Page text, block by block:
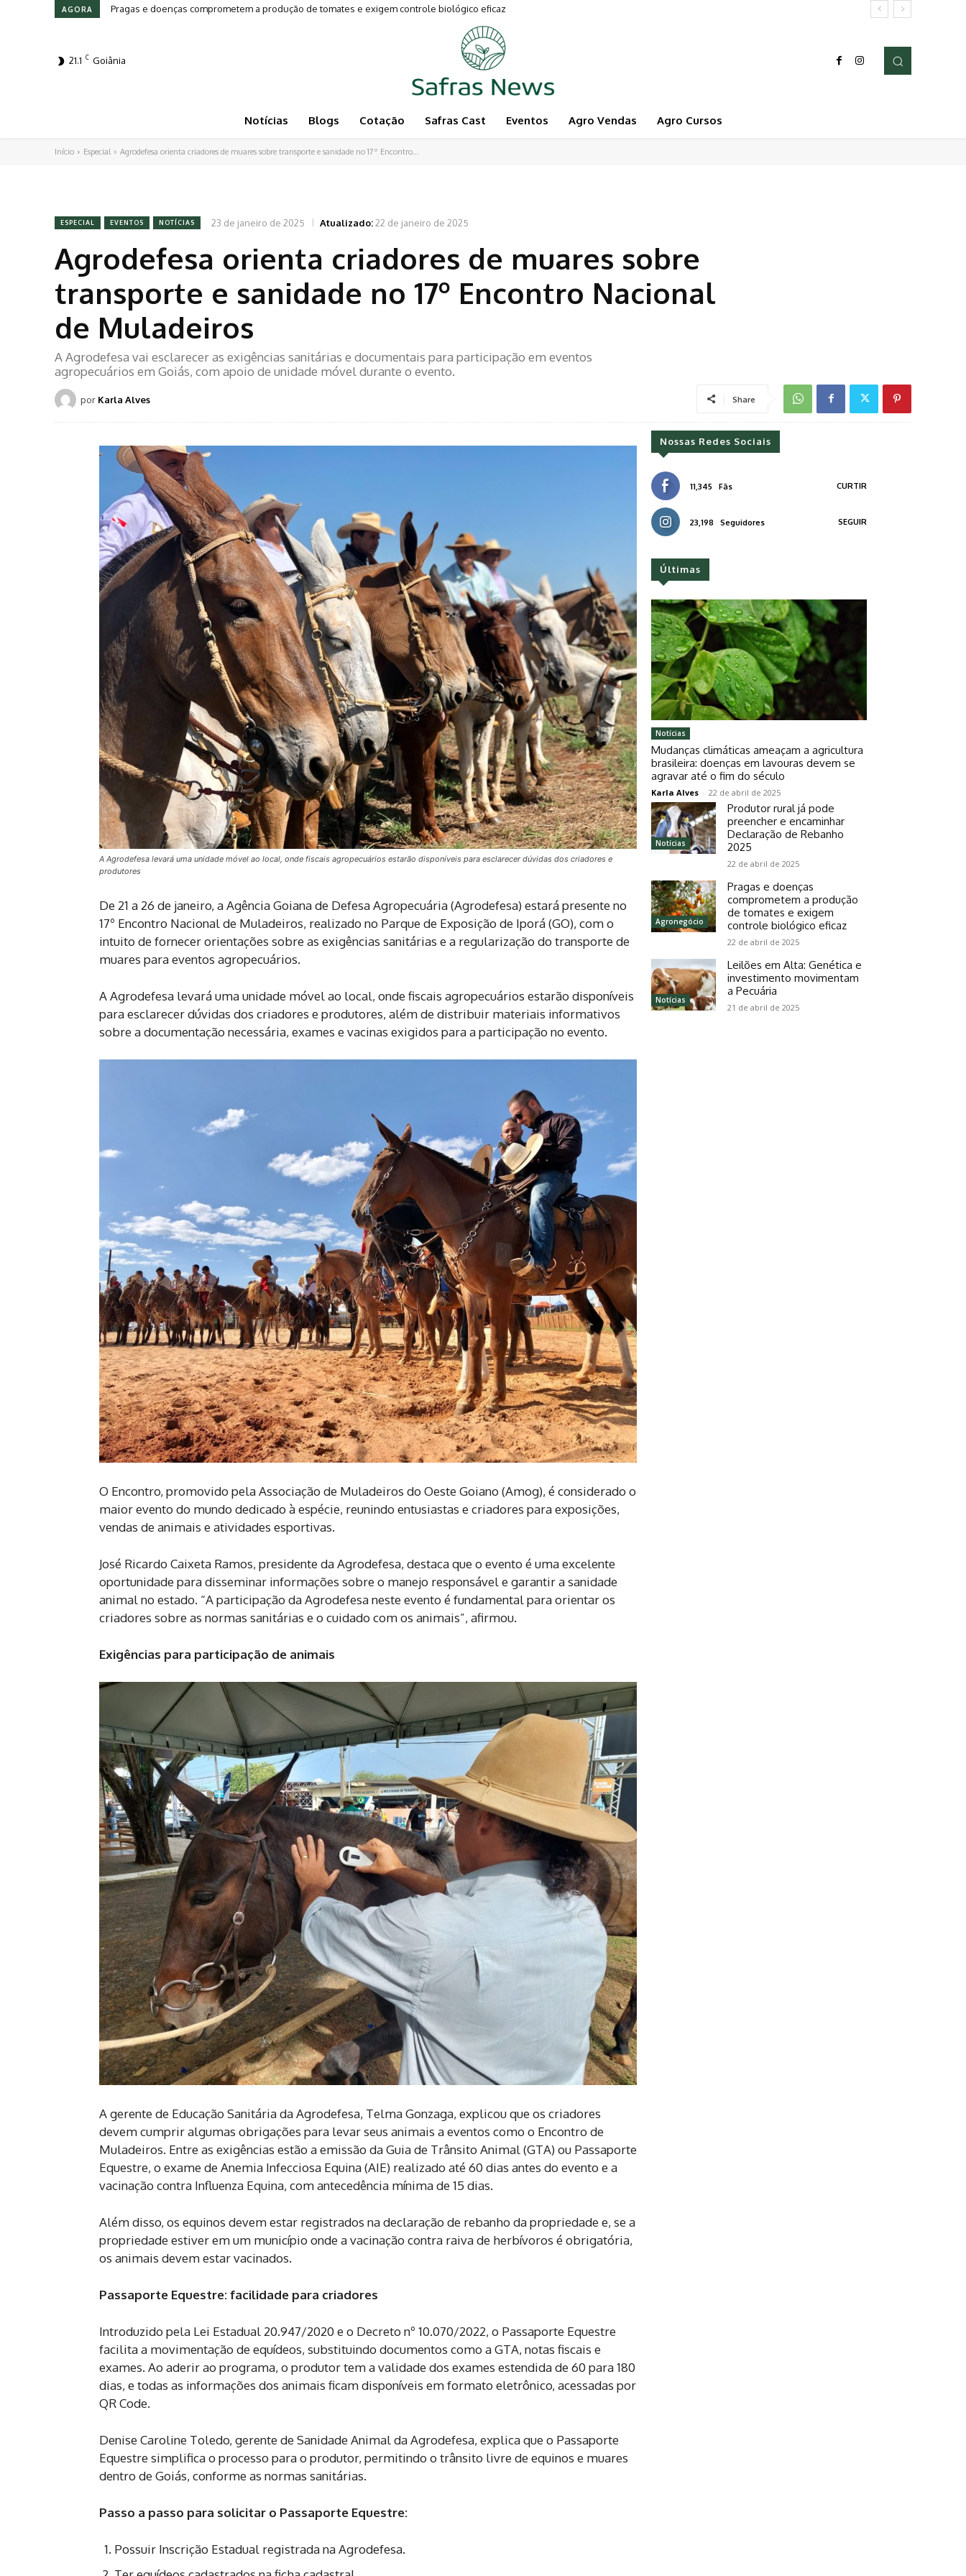
AGORA Pragas e doenças comprometem a produção de tomates e exigem controle biológico eficaz
Leilões em Alta: Genética e investimento movimentam a Pecuária
21.1 C Goiânia
Notícias Blogs Cotação Safras Cast Eventos Agro Vendas Agro Cursos
Início Especial Agrodefesa orienta criadores de muares sobre transporte e sanidade no 17º Encontro...
ESPECIAL EVENTOS NOTÍCIAS 23 de janeiro de 2025 Atualizado:22 de janeiro de 2025
Agrodefesa orienta criadores de muares sobre
transporte e sanidade no 17º Encontro Nacional
de Muladeiros
A Agrodefesa vai esclarecer as exigências sanitárias e documentais para participação em eventos
agropecuários em Goiás, com apoio de unidade móvel durante o evento.
por Karla Alves Share
A Agrodefesa levará uma unidade móvel ao local, onde fiscais agropecuários estarão disponíveis para esclarecer dúvidas dos criadores e
produtores
De 21 a 26 de janeiro, a Agência Goiana de Defesa Agropecuária (Agrodefesa) estará presente no
17º Encontro Nacional de Muladeiros, realizado no Parque de Exposição de Iporá (GO), com o
intuito de fornecer orientações sobre as exigências sanitárias e a regularização do transporte de
muares para eventos agropecuários.
A Agrodefesa levará uma unidade móvel ao local, onde fiscais agropecuários estarão disponíveis
para esclarecer dúvidas dos criadores e produtores, além de distribuir materiais informativos
sobre a documentação necessária, exames e vacinas exigidos para a participação no evento.
O Encontro, promovido pela Associação de Muladeiros do Oeste Goiano (Amog), é considerado o
maior evento do mundo dedicado à espécie, reunindo entusiastas e criadores para exposições,
vendas de animais e atividades esportivas.
José Ricardo Caixeta Ramos, presidente da Agrodefesa, destaca que o evento é uma excelente
oportunidade para disseminar informações sobre o manejo responsável e garantir a sanidade
animal no estado. “A participação da Agrodefesa neste evento é fundamental para orientar os
criadores sobre as normas sanitárias e o cuidado com os animais”, afirmou.
Exigências para participação de animais
A gerente de Educação Sanitária da Agrodefesa, Telma Gonzaga, explicou que os criadores
devem cumprir algumas obrigações para levar seus animais a eventos como o Encontro de
Muladeiros. Entre as exigências estão a emissão da Guia de Trânsito Animal (GTA) ou Passaporte
Equestre, o exame de Anemia Infecciosa Equina (AIE) realizado até 60 dias antes do evento e a
vacinação contra Influenza Equina, com antecedência mínima de 15 dias.
Além disso, os equinos devem estar registrados na declaração de rebanho da propriedade e, se a
propriedade estiver em um município onde a vacinação contra raiva de herbívoros é obrigatória,
os animais devem estar vacinados.
Passaporte Equestre: facilidade para criadores
Introduzido pela Lei Estadual 20.947/2020 e o Decreto nº 10.070/2022, o Passaporte Equestre
facilita a movimentação de equídeos, substituindo documentos como a GTA, notas fiscais e
exames. Ao aderir ao programa, o produtor tem a validade dos exames estendida de 60 para 180
dias, e todas as informações dos animais ficam disponíveis em formato eletrônico, acessadas por
QR Code.
Denise Caroline Toledo, gerente de Sanidade Animal da Agrodefesa, explica que o Passaporte
Equestre simplifica o processo para o produtor, permitindo o trânsito livre de equinos e muares
dentro de Goiás, conforme as normas sanitárias.
Passo a passo para solicitar o Passaporte Equestre:
Possuir Inscrição Estadual registrada na Agrodefesa.
Nossas Redes Sociais
11,345 Fãs CURTIR
23,198 Seguidores SEGUIR
Últimas
Notícias
Mudanças climáticas ameaçam a agricultura
brasileira: doenças em lavouras devem se
agravar até o fim do século
Karla Alves - 22 de abril de 2025
Notícias
Produtor rural já pode
preencher e encaminhar
Declaração de Rebanho
2025
22 de abril de 2025
Agronegócio
Pragas e doenças
comprometem a produção
de tomates e exigem
controle biológico eficaz
22 de abril de 2025
Notícias
Leilões em Alta: Genética e
investimento movimentam
a Pecuária
21 de abril de 2025